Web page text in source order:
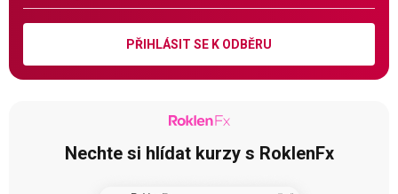
PŘIHLÁSIT SE K ODBĚRU
Nechte si hlídat kurzy s RoklenFx